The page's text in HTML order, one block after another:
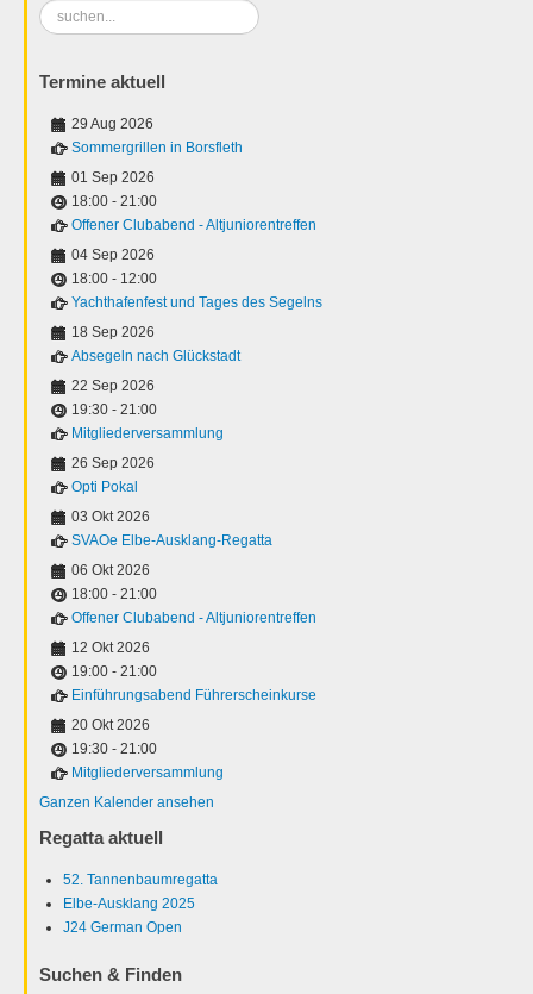
Suchen
...
Termine aktuell
29 Aug 2026
Sommergrillen in Borsfleth
01 Sep 2026
18:00 - 21:00
Offener Clubabend - Altjuniorentreffen
04 Sep 2026
18:00 - 12:00
Yachthafenfest und Tages des Segelns
18 Sep 2026
Absegeln nach Glückstadt
22 Sep 2026
19:30 - 21:00
Mitgliederversammlung
26 Sep 2026
Opti Pokal
03 Okt 2026
SVAOe Elbe-Ausklang-Regatta
06 Okt 2026
18:00 - 21:00
Offener Clubabend - Altjuniorentreffen
12 Okt 2026
19:00 - 21:00
Einführungsabend Führerscheinkurse
20 Okt 2026
19:30 - 21:00
Mitgliederversammlung
Ganzen Kalender ansehen
Regatta aktuell
52. Tannenbaumregatta
Elbe-Ausklang 2025
J24 German Open
Suchen & Finden